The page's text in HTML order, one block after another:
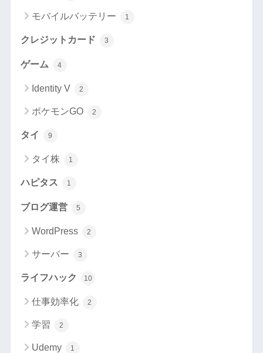
モバイルバッテリー 1
クレジットカード 3
ゲーム 4
Identity V 2
ポケモンGO 2
タイ 9
タイ株 1
ハピタス 1
ブログ運営 5
WordPress 2
サーバー 3
ライフハック 10
仕事効率化 2
学習 2
Udemy 1